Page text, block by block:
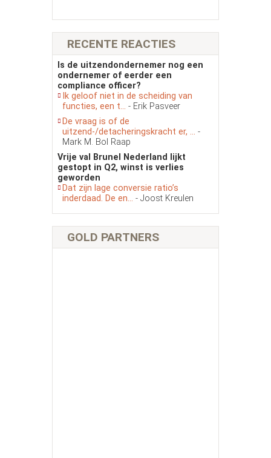
RECENTE REACTIES
Is de uitzendondernemer nog een
ondernemer of eerder een
compliance officer?
Ik geloof niet in de scheiding van
functies, een t... - Erik Pasveer
De vraag is of de
uitzend-/detacheringskracht er, ... -
Mark M. Bol Raap
Vrije val Brunel Nederland lijkt
gestopt in Q2, winst is verlies
geworden
Dat zijn lage conversie ratio’s
inderdaad. De en... - Joost Kreulen
GOLD PARTNERS